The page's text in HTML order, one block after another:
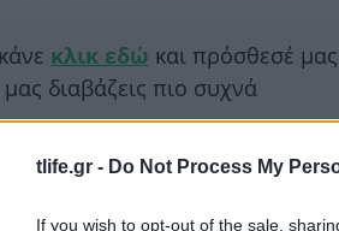
tlife.gr - Do Not Process My
If you wish to opt-out of the sale,
κλικ εδώ και πρόσθεσέ μας
διαβάζεις πιο συχνά
φόντο τον Παρθενώνα, ο
Ελλάδα για τις αξίες που έχει